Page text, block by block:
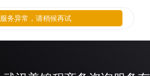
服务异常，请稍候再试